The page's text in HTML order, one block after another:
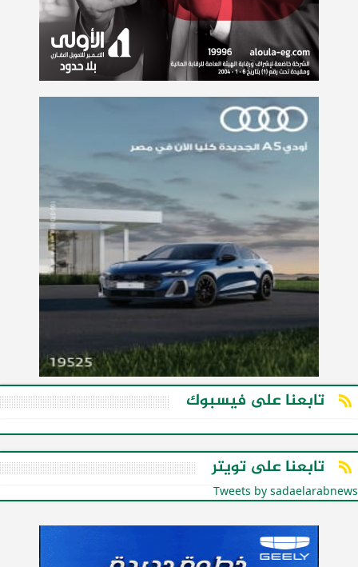
تابعنا على فيسبوك
تابعنا على تويتر
Tweets by sadaelarabnews